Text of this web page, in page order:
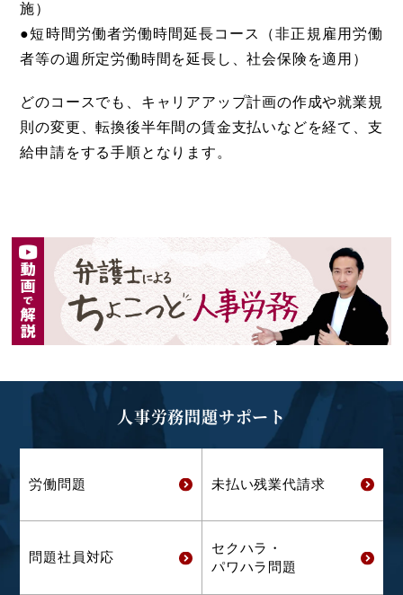
施）
●短時間労働者労働時間延長コース（非正規雇用労働
者等の週所定労働時間を延長し、社会保険を適用）
どのコースでも、キャリアアップ計画の作成や就業規
則の変更、転換後半年間の賃金支払いなどを経て、支
給申請をする手順となります。
人事労務問題サポート
労働問題 未払い残業代請求
問題社員対応
セクハラ・
パワハラ問題